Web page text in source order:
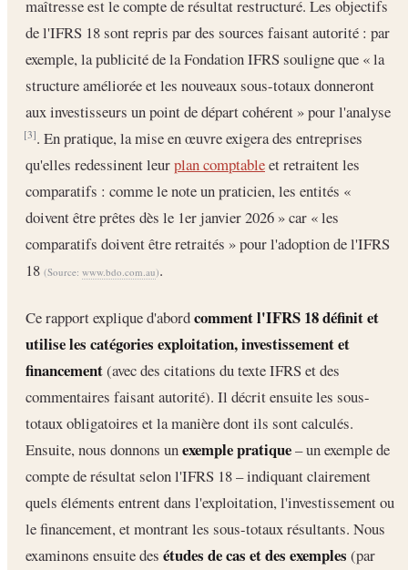
maîtresse est le compte de résultat restructuré. Les objectifs
de l'IFRS 18 sont repris par des sources faisant autorité : par
exemple, la publicité de la Fondation IFRS souligne que « la
structure améliorée et les nouveaux sous-totaux donneront
aux investisseurs un point de départ cohérent » pour l'analyse
[3]. En pratique, la mise en œuvre exigera des entreprises
qu'elles redessinent leurplan comptableet retraitent les
comparatifs : comme le note un praticien, les entités «
doivent être prêtes dès le 1er janvier 2026 » car « les
comparatifs doivent être retraités » pour l'adoption de l'IFRS
18 (Source: www.bdo.com.au).
Ce rapport explique d'abordcomment l'IFRS 18 définit et
utilise les catégories exploitation, investissement et
financement(avec des citations du texte IFRS et des
commentaires faisant autorité). Il décrit ensuite les sous-
totaux obligatoires et la manière dont ils sont calculés.
Ensuite, nous donnons unexemple pratique– un exemple de
compte de résultat selon l'IFRS 18 – indiquant clairement
quels éléments entrent dans l'exploitation, l'investissement ou
le financement, et montrant les sous-totaux résultants. Nous
examinons ensuite des études de cas et des exemples (par